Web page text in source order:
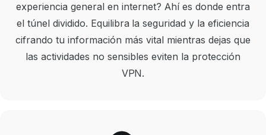
experiencia general en internet? Ahí es donde entra
el túnel dividido. Equilibra la seguridad y la eficiencia
cifrando tu información más vital mientras dejas que
las actividades no sensibles eviten la protección
VPN.